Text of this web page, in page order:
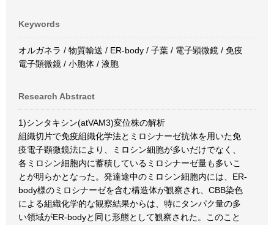
Keywords
オルガネラ / 物質輸送 / ER-body / 子葉 / 電子顕微鏡 / 免疫
電子顕微鏡 / 小胞体 / 液胞
Research Abstract
1)シンタキシン(atVAM3)変位株の解析
組織切片で免疫組織化学法とミロシナーゼ抗体を用いた免
疫電子顕微鏡法により、ミロシン細胞が多いだけでなく、
各ミロシン細胞内に蓄積しているミロシナーゼ量も多いこ
とが明らかとなった。発達途中のミロシン細胞内には、ER-
body様のミロシナーゼを含む構造体が観察され、CBB染色
による組織化学的な観察結果からは、特にタンパク量の多
い領域がER-bodyと同じ形態として観察された。このこと